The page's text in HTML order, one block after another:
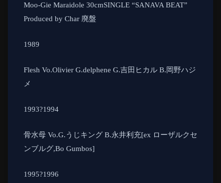
Moo-Gie Maraidole 30cmSINGLE “SANAVA BEAT”
Produced by Char 廃盤
1989
Flesh Vo.Olivier G.delphene G.吉田ヒカル B. 岡野ハジ
メ
1993?1994
骨水母 Vo.G.うじキング B.永井利充[ex ローザルクセ
ンブルグ,Bo Gumbos]
1995?1996